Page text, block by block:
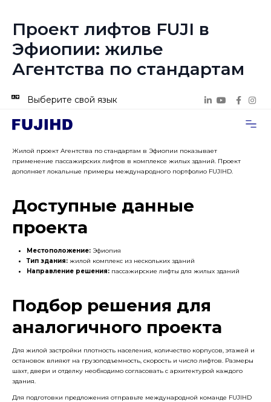
Проект лифтов FUJI в
Эфиопии: жилье
Агентства по стандартам
Выберите свой язык
Жилой проект Агентства по стандартам в Эфиопии показывает
применение пассажирских лифтов в комплексе жилых зданий. Проект
дополняет локальные примеры международного портфолио FUJIHD.
Доступные данные
проекта
Местоположение: Эфиопия
Тип здания: жилой комплекс из нескольких зданий
Направление решения: пассажирские лифты для жилых зданий
Подбор решения для
аналогичного проекта
Для жилой застройки плотность населения, количество корпусов, этажей и
остановок влияют на грузоподъемность, скорость и число лифтов. Размеры
шахт, двери и отделку необходимо согласовать с архитектурой каждого
здания.
Для подготовки предложения отправьте международной команде FUJIHD